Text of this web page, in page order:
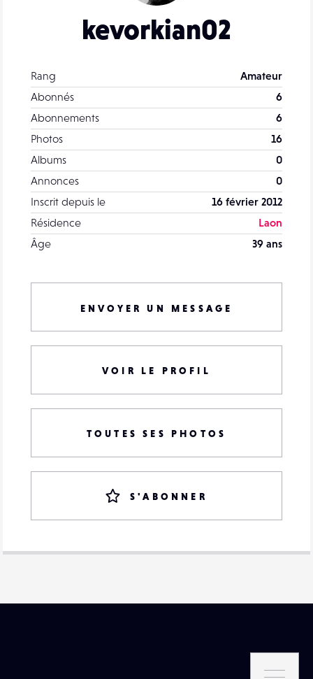
kevorkian02
Rang
Amateur
Abonnés
6
Abonnements
6
Photos
16
Albums
0
Annonces
0
Inscrit depuis le
16 février 2012
Résidence
Laon
Âge
39 ans
ENVOYER UN MESSAGE
VOIR LE PROFIL
TOUTES SES PHOTOS
S'ABONNER